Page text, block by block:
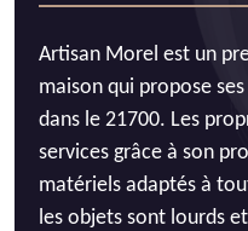
Artisan Morel est un
maison qui propose
dans le 21700. Les
services grâce à son
matériels adaptés à
les objets sont lourds